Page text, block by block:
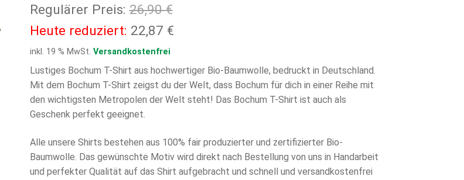
Regulärer Preis: 26,90€Ursprünglicher
Preis
26,90 €
Heute reduziert: 22,87 €Aktueller
ist:
22,87 €.
inkl. 19 % MwSt. Versandkostenfrei
Lustiges Bochum T-Shirt aus hochwertiger Bio-Baumwolle, bedruckt in Deutschland.
Mit dem Bochum T-Shirt zeigst du der Welt, dass Bochum für dich in einer Reihe mit
den wichtigsten Metropolen der Welt steht! Das Bochum T-Shirt ist auch als
Geschenk perfekt geeignet.
Alle unsere Shirts bestehen aus 100% fair produzierter und zertifizierter Bio-
Baumwolle. Das gewünschte Motiv wird direkt nach Bestellung von uns in Handarbeit
und perfekter Qualität auf das Shirt aufgebracht und schnell und versandkostenfrei